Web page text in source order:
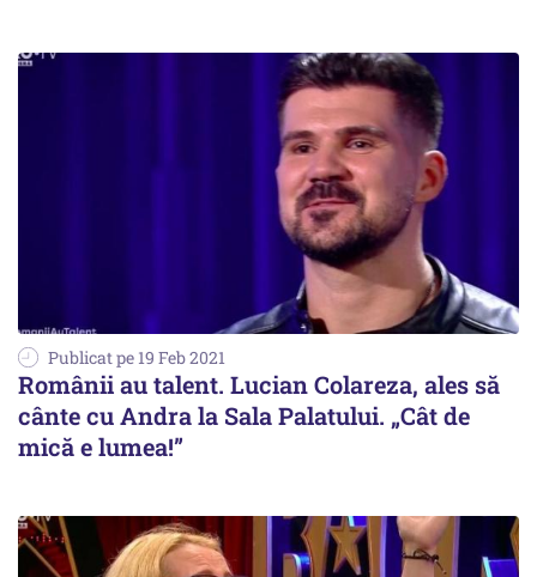
Publicat pe 19 Feb 2021
Românii au talent. Lucian Colareza, ales să
cânte cu Andra la Sala Palatului. „Cât de
mică e lumea!”